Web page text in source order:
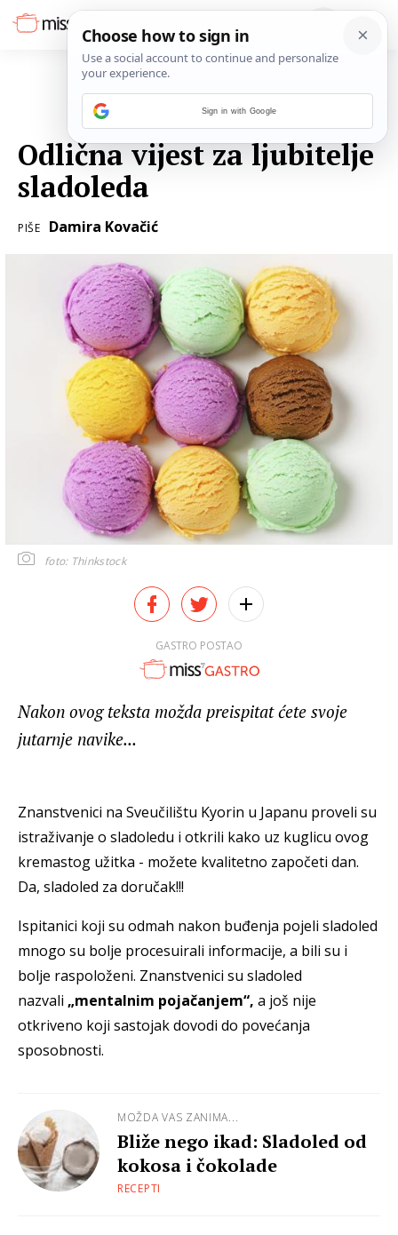
Odlična vijest za ljubitelje
sladoleda
PIŠE Damira Kovačić
foto: Thinkstock
GASTRO POSTAO
Nakon ovog teksta možda preispitat ćete svoje
jutarnje navike...
Znanstvenici na Sveučilištu Kyorin u Japanu proveli su
istraživanje o sladoledu i otkrili kako uz kuglicu ovog
kremastog užitka - možete kvalitetno započeti dan.
Da, sladoled za doručak!!!
Ispitanici koji su odmah nakon buđenja pojeli sladoled
mnogo su bolje procesuirali informacije, a bili su i
bolje raspoloženi. Znanstvenici su sladoled
nazvali „mentalnim pojačanjem“, a još nije
otkriveno koji sastojak dovodi do povećanja
sposobnosti.
MOŽDA VAS ZANIMA...
Bliže nego ikad: Sladoled od
kokosa i čokolade
RECEPTI
Sign in with Google